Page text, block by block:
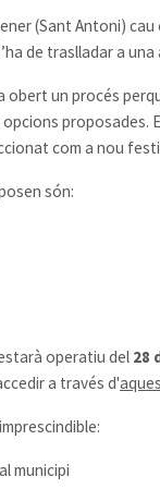
(Sant Antoni)
de traslladar a
obert un procés
proposades.
com a nou
són:
operatiu del 28
a través d'
municipi